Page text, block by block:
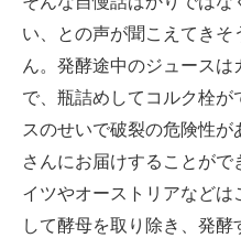
い、との声が聞こえてき
ん。発酵途中のジュース
で、瓶詰めしてコルク栓
スのせいで破裂の危険性
さんにお届けすることが
イツやオーストリアなど
して酵母を取り除き、発